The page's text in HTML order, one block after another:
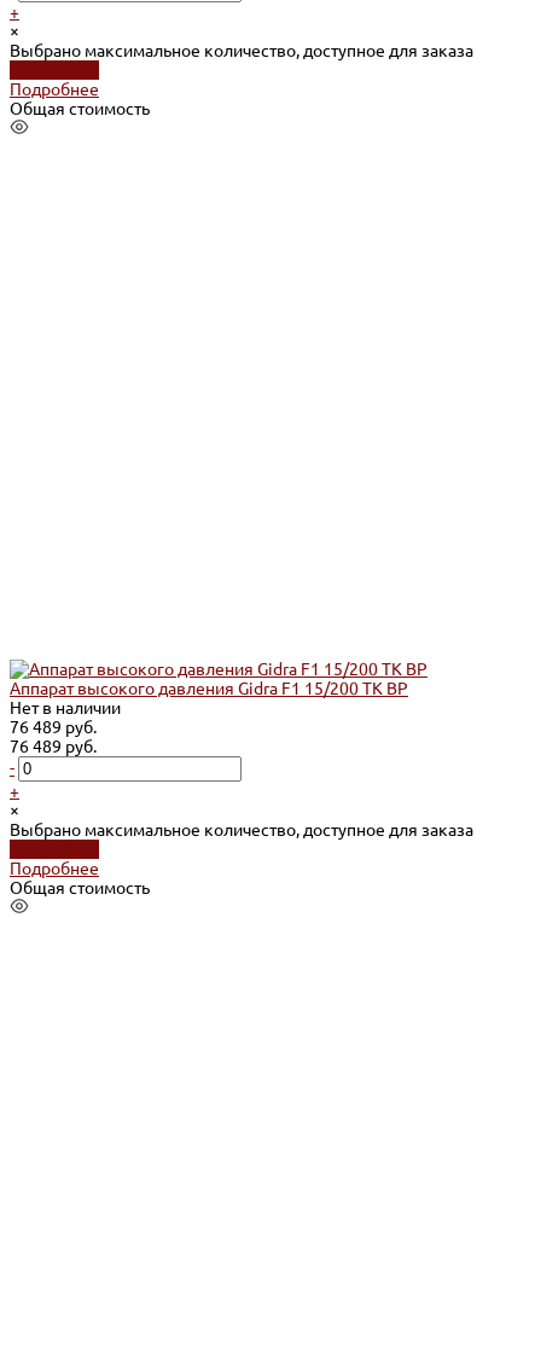
+
×
Выбрано максимальное количество, доступное для заказа
Подробнее
Общая стоимость
Аппарат высокого давления Gidra F1 15/200 TK BP
Нет в наличии
76 489 руб.
76 489 руб.
-
+
×
Выбрано максимальное количество, доступное для заказа
Подробнее
Общая стоимость